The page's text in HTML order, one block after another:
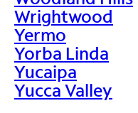
Wrightwood
Yermo
Yorba Linda
Yucaipa
Yucca Valley